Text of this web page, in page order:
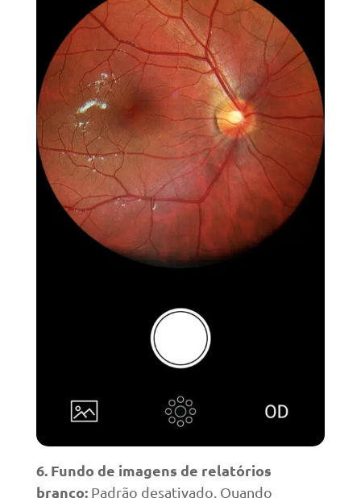
6. Fundo de imagens de relatórios
branco: Padrão desativado. Quando